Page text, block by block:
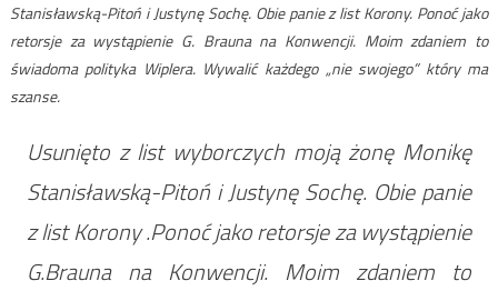
Stanisławską-Pitoń i Justynę Sochę. Obie panie z list Korony. Ponoć jako
retorsje za wystąpienie G. Brauna na Konwencji. Moim zdaniem to
świadoma polityka Wiplera. Wywalić każdego „nie swojego” który ma
szanse.
Usunięto z list wyborczych moją żonę Monikę
Stanisławską-Pitoń i Justynę Sochę. Obie panie
z list Korony .Ponoć jako retorsje za wystąpienie
G.Brauna na Konwencji. Moim zdaniem to